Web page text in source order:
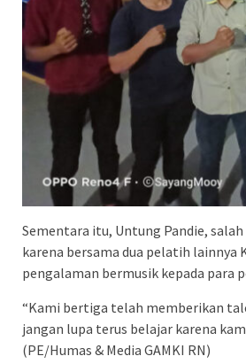
Sementara itu, Untung Pandie,
karena bersama dua pelatih lainnya
pengalaman bermusik kepada para
“Kami bertiga telah memberikan
jangan lupa terus belajar karena
(PE/Humas & Media GAMKI RN)